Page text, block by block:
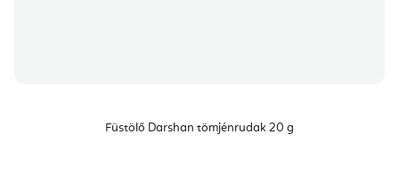
Füstölő Darshan tömjénrudak 20 g